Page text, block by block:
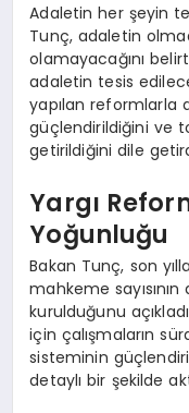
Adaletin her şeyin
Tunç, adaletin
olamayacağını
adaletin tesis
yapılan reformlarla
güçlendirildiğini ve
getirildiğini dile
Yargı
Yoğunluğu
Bakan Tunç, son
mahkeme sayısının
kurulduğunu
için çalışmaların
sisteminin
detaylı bir şekilde